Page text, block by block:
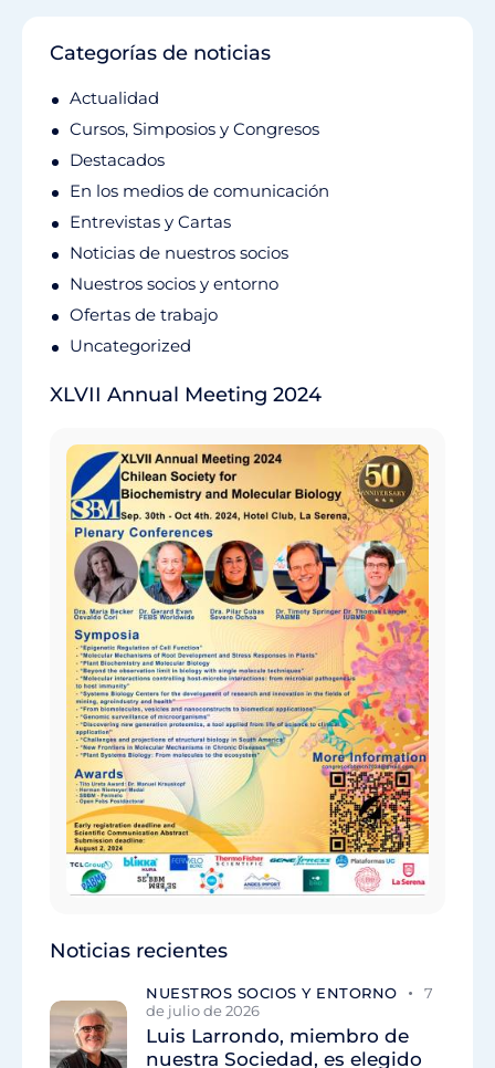
Categorías de noticias
Actualidad
Cursos, Simposios y Congresos
Destacados
En los medios de comunicación
Entrevistas y Cartas
Noticias de nuestros socios
Nuestros socios y entorno
Ofertas de trabajo
Uncategorized
XLVII Annual Meeting 2024
Noticias recientes
NUESTROS SOCIOS Y ENTORNO
7
de julio de 2026
Luis Larrondo, miembro de
nuestra Sociedad, es elegido